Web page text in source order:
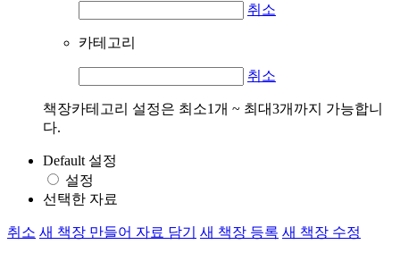
취소
카테고리
취소
책장카테고리 설정은 최소1개 ~ 최대3개까지 가능합니
다.
Default 설정
설정
선택한 자료
취소 새 책장 만들어 자료 담기 새 책장 등록 새 책장 수정